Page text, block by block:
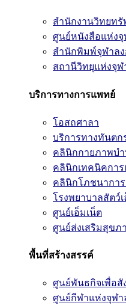
สำนักงานวิทยทรั
ศูนย์หนังสือแห่งจุ
สำนักพิมพ์จุฬาล
สถานีวิทยุแห่งจุฬ
บริการทางการแพทย์
โอสถศาลา
บริการทางทันตก
คลินิกกายภาพบ
คลินิกเทคนิคกา
คลินิกโภชนากา
โรงพยาบาลสัตว์
ศูนย์เอ็มเน็ต
ศูนย์ส่งเสริมสุขภ
พื้นที่สร้างสรรค์
ศูนย์พันธกิจเพื่อสั
ศูนย์กีฬาแห่งจุฬ